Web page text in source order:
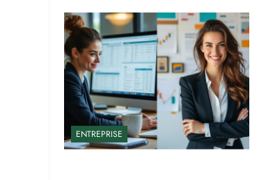
ENTREPRISE